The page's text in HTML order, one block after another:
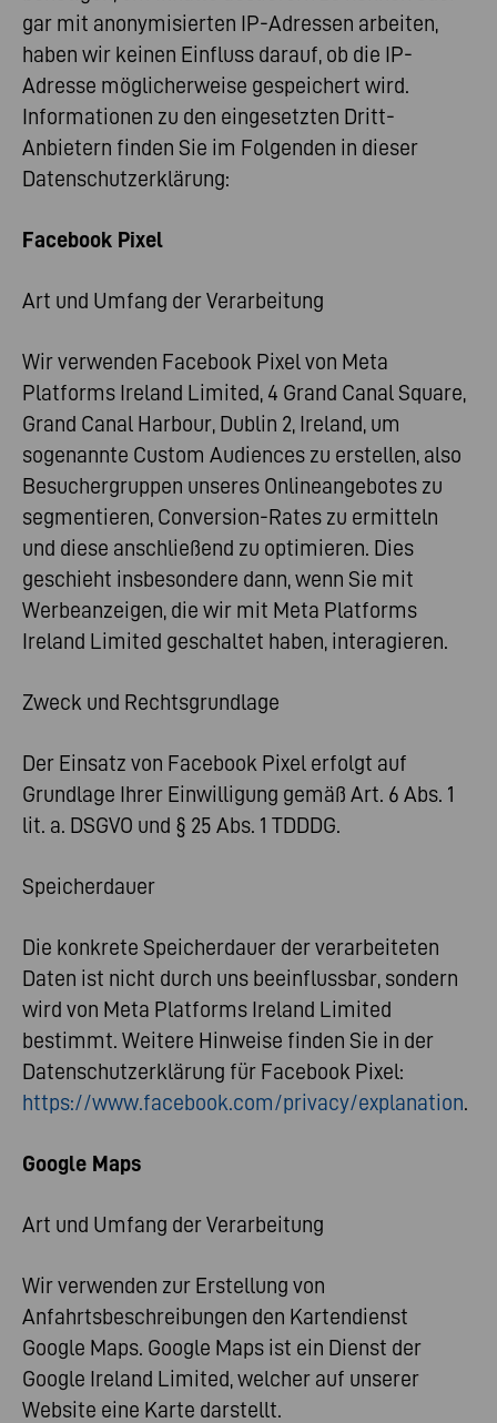
gar mit anonymisierten IP-Adressen arbeiten,
haben wir keinen Einfluss darauf, ob die IP-
Adresse möglicherweise gespeichert wird.
Informationen zu den eingesetzten Dritt-
Anbietern finden Sie im Folgenden in dieser
Datenschutzerklärung:
Facebook Pixel
Art und Umfang der Verarbeitung
Wir verwenden Facebook Pixel von Meta
Platforms Ireland Limited, 4 Grand Canal Square,
Grand Canal Harbour, Dublin 2, Ireland, um
sogenannte Custom Audiences zu erstellen, also
Besuchergruppen unseres Onlineangebotes zu
segmentieren, Conversion-Rates zu ermitteln
und diese anschließend zu optimieren. Dies
geschieht insbesondere dann, wenn Sie mit
Werbeanzeigen, die wir mit Meta Platforms
Ireland Limited geschaltet haben, interagieren.
Zweck und Rechtsgrundlage
Der Einsatz von Facebook Pixel erfolgt auf
Grundlage Ihrer Einwilligung gemäß Art. 6 Abs. 1
lit. a. DSGVO und § 25 Abs. 1 TDDDG.
Speicherdauer
Die konkrete Speicherdauer der verarbeiteten
Daten ist nicht durch uns beeinflussbar, sondern
wird von Meta Platforms Ireland Limited
bestimmt. Weitere Hinweise finden Sie in der
Datenschutzerklärung für Facebook Pixel:
https://www.facebook.com/privacy/explanation.
Google Maps
Art und Umfang der Verarbeitung
Wir verwenden zur Erstellung von
Anfahrtsbeschreibungen den Kartendienst
Google Maps. Google Maps ist ein Dienst der
Google Ireland Limited, welcher auf unserer
Website eine Karte darstellt.